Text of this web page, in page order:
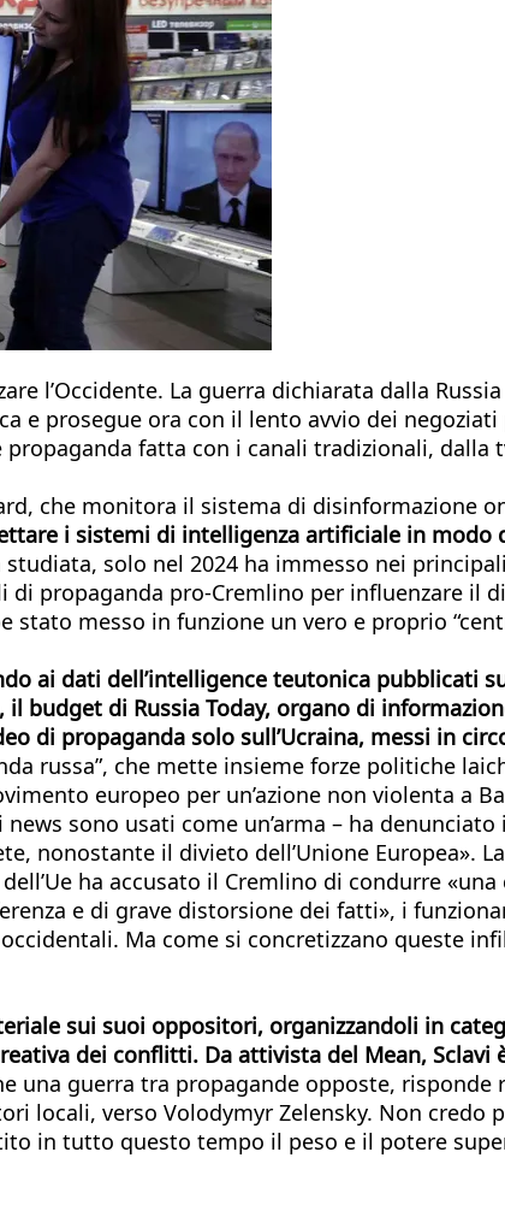
l’Occidente. La guerra dichiarata dalla
e prosegue ora con il lento avvio dei
fatta con i canali tradizionali,
che monitora il sistema di disinformazione
i sistemi di intelligenza artificiale in
studiata, solo nel 2024 ha immesso nei
di propaganda pro-Cremlino per influenzare
messo in funzione un vero e proprio
ai dati dell’intelligence teutonica pubblicati
budget di Russia Today, organo di
di propaganda solo sull’Ucraina, messi in
russa”, che mette insieme forze politiche
europeo per un’azione non violenta a
sono usati come un’arma – ha
nonostante il divieto dell’Unione Europea».
ha accusato il Cremlino di condurre
e di grave distorsione dei fatti», i
Ma come si concretizzano queste
sui suoi oppositori, organizzandoli in
dei conflitti. Da attivista del Mean,
una guerra tra propagande opposte,
locali, verso Volodymyr Zelensky. Non credo
in tutto questo tempo il peso e il potere